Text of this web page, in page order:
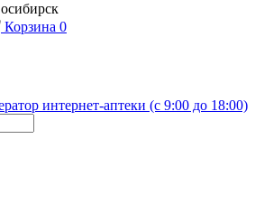
Корзина 0
интернет-аптеки (с 9:00 до 18:00)